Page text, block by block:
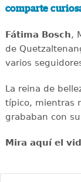
comparte
Fátima Bosch,
de
varios
La reina de
típico, mientras
grababan con
Mira aquí el